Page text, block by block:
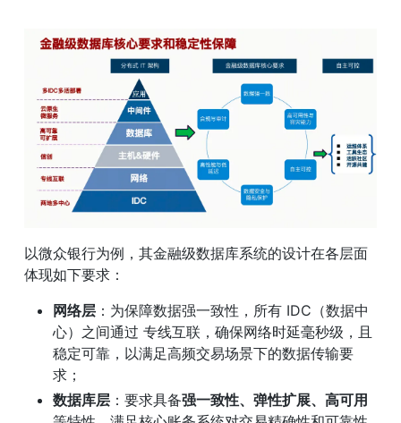
以微众银行为例，其金融级数据库系统的设计在各层面
体现如下要求：
网络层 ：为保障数据强一致性，所有 IDC（数据中
心）之间通过 专线互联，确保网络时延毫秒级，且
稳定可靠，以满足高频交易场景下的数据传输要
求；
数据库层 ：要求具备强一致性、弹性扩展、高可用